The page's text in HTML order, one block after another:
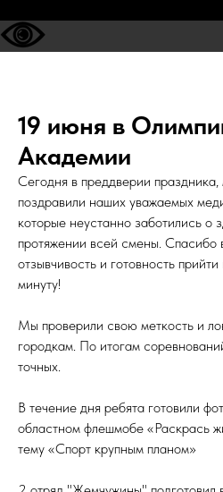
19 июня в
Академии
Сегодня в преддверии
поздравили наших уважаемых
которые неустанно заботились о
протяжении всей смены. Спасибо
отзывчивость и готовность
минуту!
Мы проверили свою меткость и
городкам. По итогам
точных.
В течение дня ребята готовили
областном флешмобе «Раскрась
тему «Спорт крупным планом»